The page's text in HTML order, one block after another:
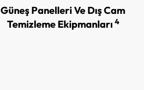
Güneş Panelleri Ve Dış Cam
Temizleme Ekipmanları 4